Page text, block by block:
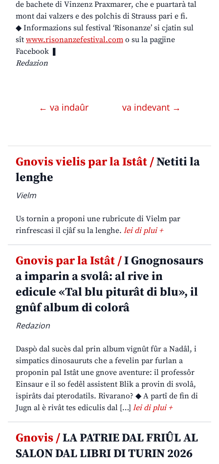
de bachete di Vinzenz Praxmarer, che e puartarà tal
mont dai valzers e des polchis di Strauss pari e fi.
◆ Informazions sul festival ‘Risonanze’ si cjatin sul
sît www.risonanzefestival.com o su la pagjine
Facebook ❚
Redazion
← va indaûr va indevant →
Gnovis vielis par la Istât /Netiti la
lenghe
Vielm
Us tornin a proponi une rubricute di Vielm par
rinfrescasi il cjâf su la lenghe. lei di plui +
Gnovis par la Istât /I Gnognosaurs
a imparin a svolâ: al rive in
edicule «Tal blu piturât di blu», il
gnûf album di colorâ
Redazion
Daspò dal sucès dal prin album vignût fûr a Nadâl, i
simpatics dinosauruts che a fevelin par furlan a
proponin pal Istât une gnove aventure: il professôr
Einsaur e il so fedêl assistent Blik a provin di svolâ,
ispirâts dai pterodatils. Rivarano? ◆ A partî de fin di
Jugn al è rivât tes ediculis dal […] lei di plui +
Gnovis /LA PATRIE DAL FRIÛL AL
SALON DAL LIBRI DI TURIN 2026